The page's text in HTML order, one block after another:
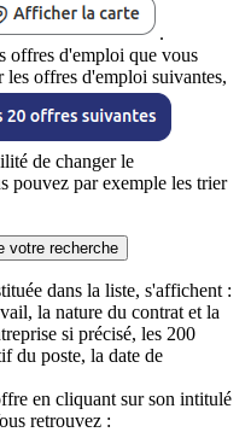
.
offres d'emploi que vous
offres d'emploi suivantes,
de changer le
pouvez par exemple les trier
votre recherche
dans la liste, s'affichent :
la nature du contrat et la
si précisé, les 200
du poste, la date de
en cliquant sur son intitulé
retrouvez :